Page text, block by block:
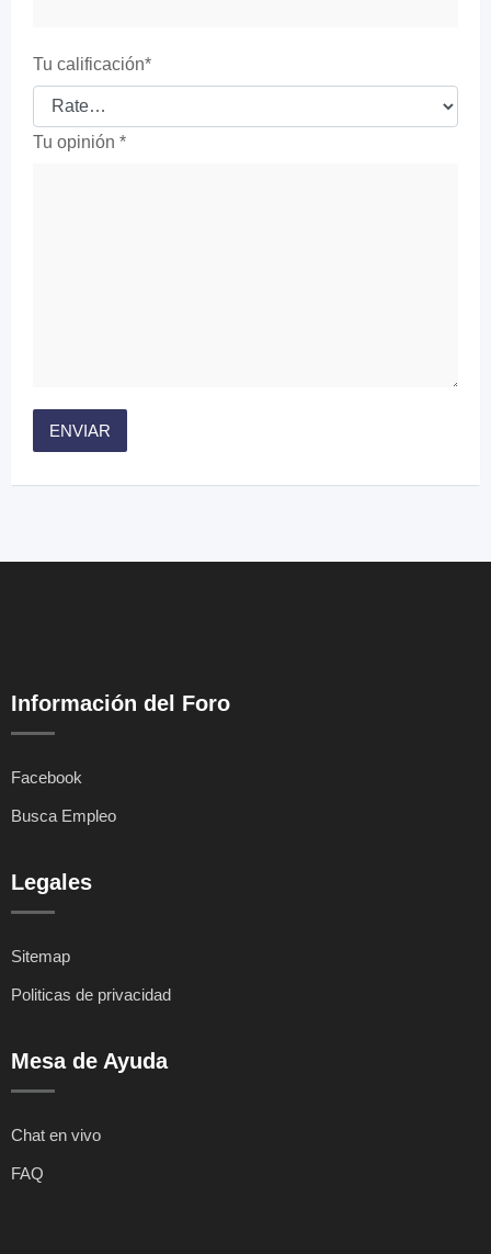
Tu calificación*
Tu opinión *
Información del Foro
Facebook
Busca Empleo
Legales
Sitemap
Politicas de privacidad
Mesa de Ayuda
Chat en vivo
FAQ